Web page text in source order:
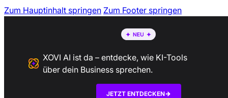
Zum Hauptinhalt springen Zum Footer springen
XOVI AI ist da – entdecke, wie KI-Tools
über dein Business sprechen.
JETZT ENTDECKEN